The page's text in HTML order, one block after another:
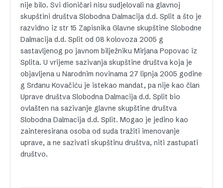
nije bilo. Svi dioničari nisu sudjelovali na glavnoj
skupštini društva Slobodna Dalmacija d.d. Split a što je
razvidno iz str 15 Zapisnika Glavne skupštine Slobodne
Dalmacija d.d. Split od 08 kolovoza 2005 g
sastavljenog po javnom bilježniku Mirjana Popovac iz
Splita. U vrijeme sazivanja skupštine društva koja je
objavljena u Narodnim novinama 27 lipnja 2005 godine
g Srđanu Kovačiću je istekao mandat, pa nije kao član
Uprave društva Slobodna Dalmacija d.d. Split bio
ovlašten na sazivanje glavne skupštine društva
Slobodna Dalmacija d.d. Split. Mogao je jedino kao
zainteresirana osoba od suda tražiti imenovanje
uprave, a ne sazivati skupštinu društva, niti zastupati
društvo.